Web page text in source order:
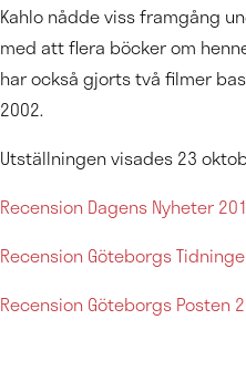
Kahlo nådde viss framgång
med att flera böcker om
har också gjorts två filmer
2002.
Utställningen visades 23
Recension Dagens Nyheter
Recension Göteborgs
Recension Göteborgs Posten